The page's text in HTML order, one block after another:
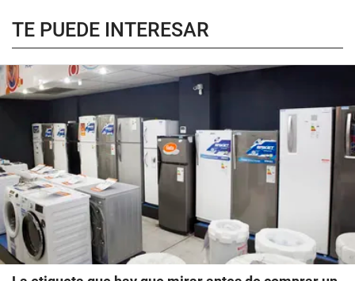
TE PUEDE INTERESAR